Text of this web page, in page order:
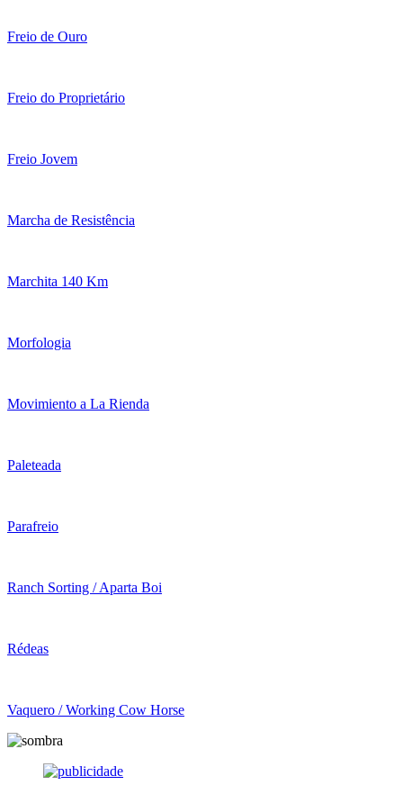
Freio de Ouro
Freio do Proprietário
Freio Jovem
Marcha de Resistência
Marchita 140 Km
Morfologia
Movimiento a La Rienda
Paleteada
Parafreio
Ranch Sorting / Aparta Boi
Rédeas
Vaquero / Working Cow Horse